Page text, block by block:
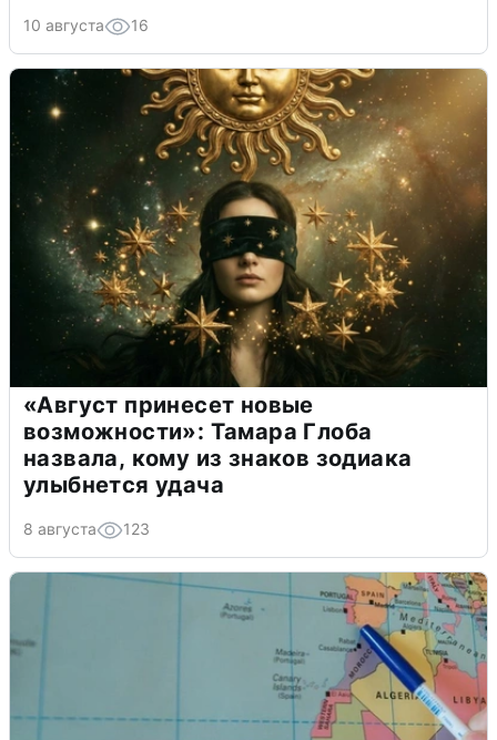
10 августа 16
«Август принесет новые
возможности»: Тамара Глоба
назвала, кому из знаков зодиака
улыбнется удача
8 августа 123